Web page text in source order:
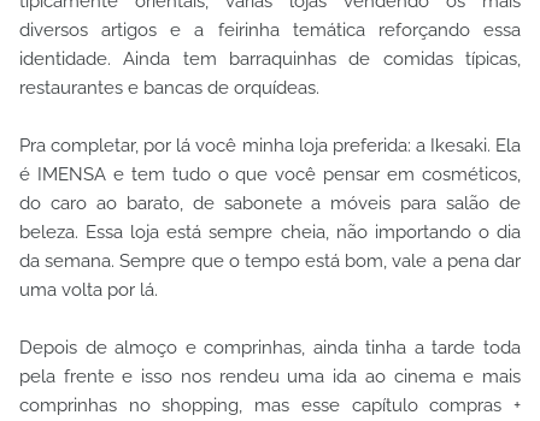
diversos artigos e a feirinha temática reforçando essa
identidade. Ainda tem barraquinhas de comidas típicas,
restaurantes e bancas de orquídeas.
Pra completar, por lá você minha loja preferida: a Ikesaki. Ela
é IMENSA e tem tudo o que você pensar em cosméticos,
do caro ao barato, de sabonete a móveis para salão de
beleza. Essa loja está sempre cheia, não importando o dia
da semana. Sempre que o tempo está bom, vale a pena dar
uma volta por lá.
Depois de almoço e comprinhas, ainda tinha a tarde toda
pela frente e isso nos rendeu uma ida ao cinema e mais
comprinhas no shopping, mas esse capítulo compras +